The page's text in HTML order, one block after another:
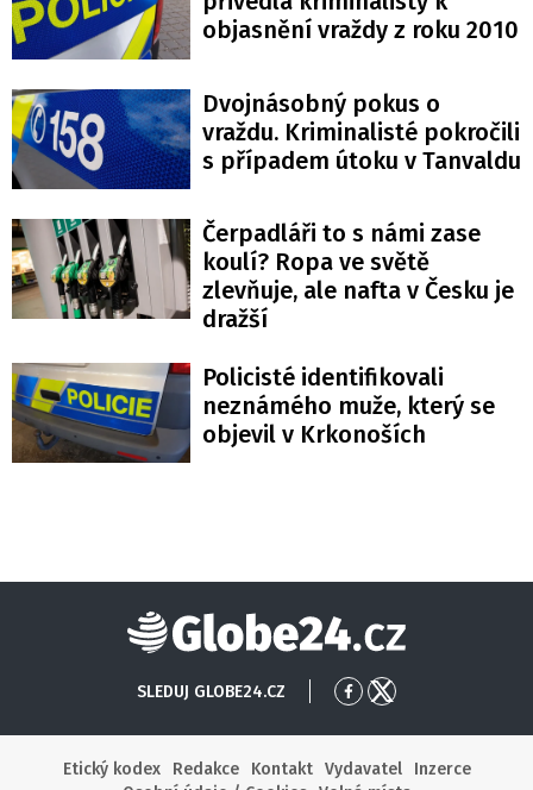
objasnění vraždy z roku 2010
Dvojnásobný pokus o
vraždu. Kriminalisté pokročili
s případem útoku v Tanvaldu
Čerpadláři to s námi zase
koulí? Ropa ve světě
zlevňuje, ale nafta v Česku je
dražší
Policisté identifikovali
neznámého muže, který se
objevil v Krkonoších
Globe24
SLEDUJ GLOBE24.CZ
Přejít
Facebook
Přejít
X
Etický kodex
Redakce Kontakt Vydavatel
Inzerce